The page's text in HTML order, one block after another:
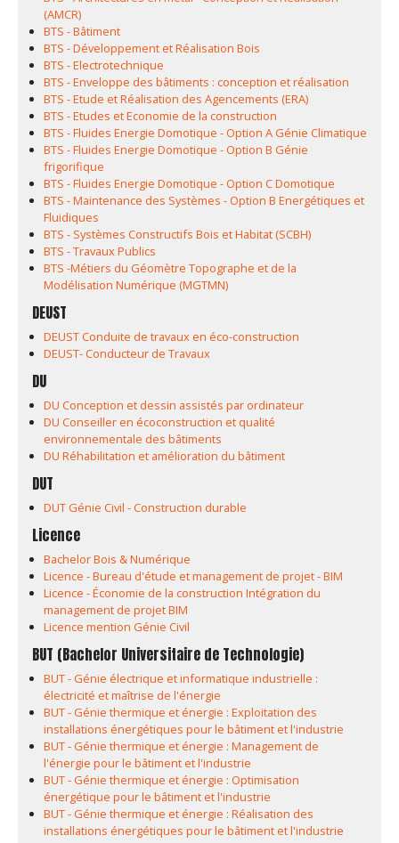
(AMCR)
BTS - Bâtiment
BTS - Développement et Réalisation Bois
BTS - Electrotechnique
BTS - Enveloppe des bâtiments : conception et réalisation
BTS - Etude et Réalisation des Agencements (ERA)
BTS - Etudes et Economie de la construction
BTS - Fluides Energie Domotique - Option A Génie Climatique
BTS - Fluides Energie Domotique - Option B Génie
frigorifique
BTS - Fluides Energie Domotique - Option C Domotique
BTS - Maintenance des Systèmes - Option B Energétiques et
Fluidiques
BTS - Systèmes Constructifs Bois et Habitat (SCBH)
BTS - Travaux Publics
BTS -Métiers du Géomètre Topographe et de la
Modélisation Numérique (MGTMN)
DEUST
DEUST Conduite de travaux en éco-construction
DEUST- Conducteur de Travaux
DU
DU Conception et dessin assistés par ordinateur
DU Conseiller en écoconstruction et qualité
environnementale des bâtiments
DU Réhabilitation et amélioration du bâtiment
DUT
DUT Génie Civil - Construction durable
Licence
Bachelor Bois & Numérique
Licence - Bureau d'étude et management de projet - BIM
Licence - Économie de la construction Intégration du
management de projet BIM
Licence mention Génie Civil
BUT (Bachelor Universitaire de Technologie)
BUT - Génie électrique et informatique industrielle :
électricité et maîtrise de l'énergie
BUT - Génie thermique et énergie : Exploitation des
installations énergétiques pour le bâtiment et l'industrie
BUT - Génie thermique et énergie : Management de
l'énergie pour le bâtiment et l'industrie
BUT - Génie thermique et énergie : Optimisation
énergétique pour le bâtiment et l'industrie
BUT - Génie thermique et énergie : Réalisation des
installations énergétiques pour le bâtiment et l'industrie